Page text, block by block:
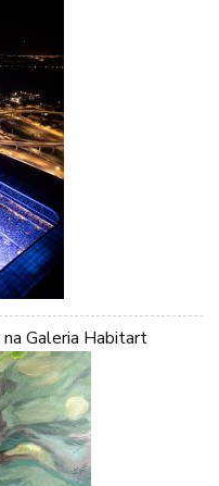
Galeria Habitart